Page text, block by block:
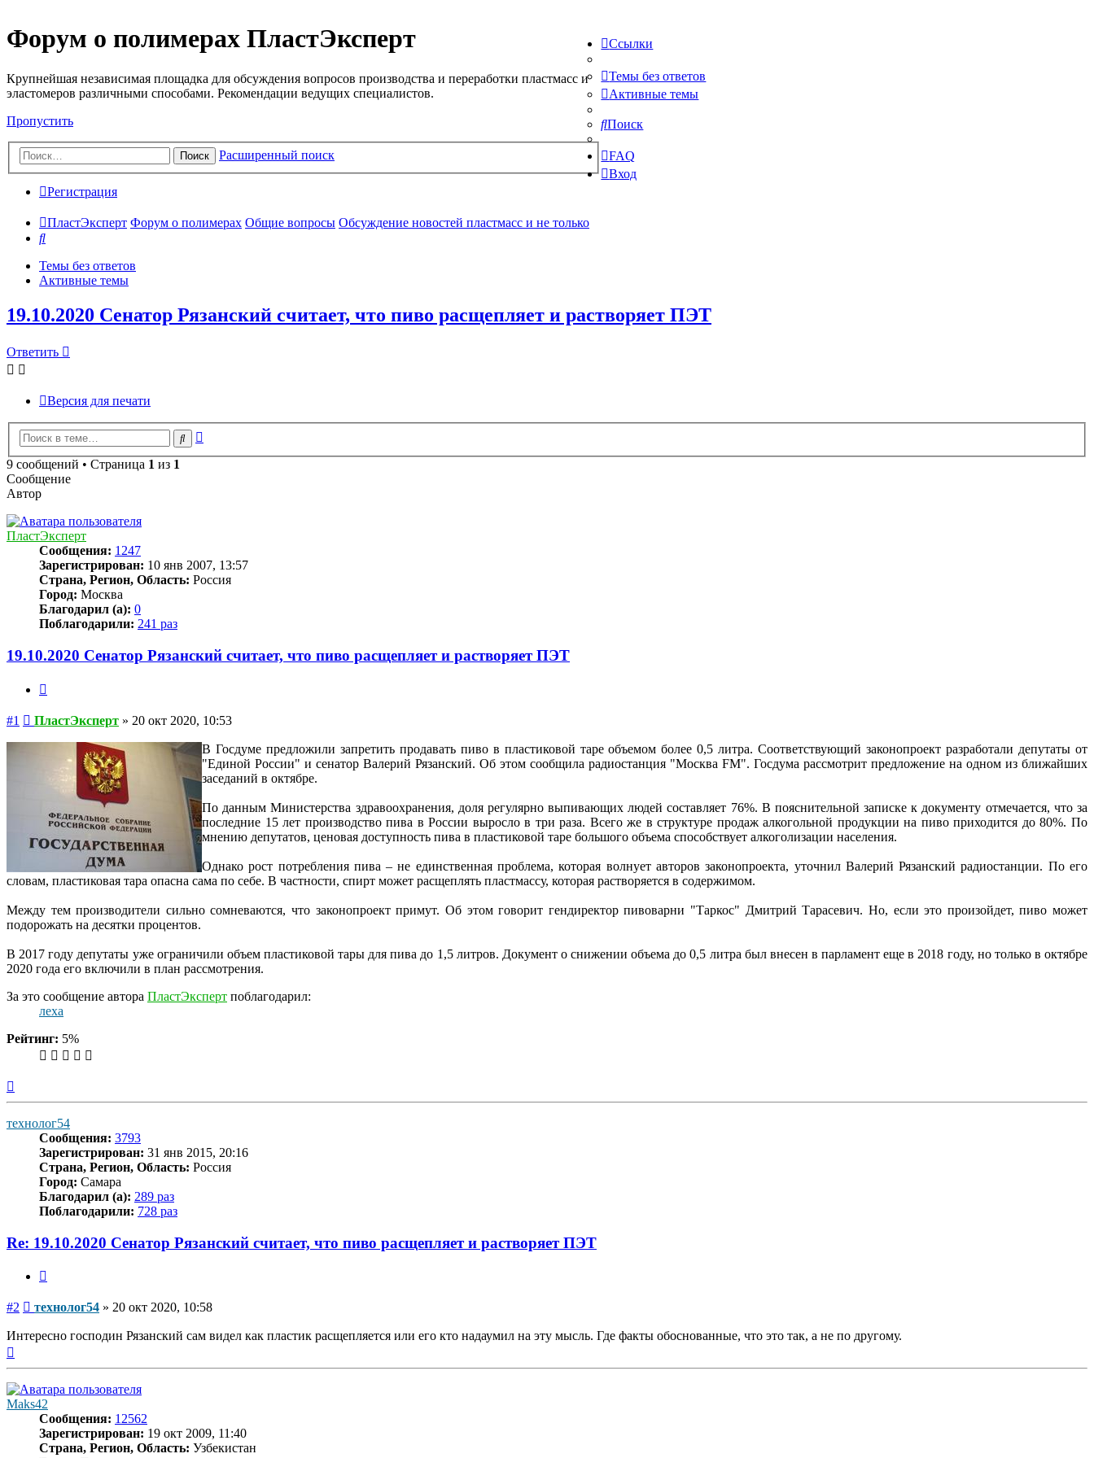
Форум о полимерах ПластЭксперт
Крупнейшая независимая площадка для обсуждения вопросов производства и переработки пластмасс и
эластомеров различными способами. Рекомендации ведущих специалистов.
Пропустить
Поиск Расширенный поиск
Ссылки
Темы без ответов
Активные темы
Поиск
FAQ
Вход
Регистрация
ПластЭксперт Форум о полимерах Общие вопросы Обсуждение новостей пластмасс и не только
Поиск
Темы без ответов
Активные темы
19.10.2020 Сенатор Рязанский считает, что пиво расщепляет и растворяет ПЭТ
Ответить
Версия для печати
Поиск
9 сообщений • Страница 1 из 1
Сообщение
Автор
ПластЭксперт
Сообщения: 1247
Зарегистрирован: 10 янв 2007, 13:57
Страна, Регион, Область: Россия
Город: Москва
Благодарил (а): 0
Поблагодарили: 241 раз
19.10.2020 Сенатор Рязанский считает, что пиво расщепляет и растворяет ПЭТ
#1 Сообщение
ПластЭксперт » 20 окт 2020, 10:53
В Госдуме предложили запретить продавать пиво в пластиковой таре объемом более 0,5 литра. Соответствующий законопроект разработали депутаты от
"Единой России" и сенатор Валерий Рязанский. Об этом сообщила радиостанция "Москва FM". Госдума рассмотрит предложение на одном из ближайших
заседаний в октябре.
По данным Министерства здравоохранения, доля регулярно выпивающих людей составляет 76%. В пояснительной записке к документу отмечается, что за
последние 15 лет производство пива в России выросло в три раза. Всего же в структуре продаж алкогольной продукции на пиво приходится до 80%. По
мнению депутатов, ценовая доступность пива в пластиковой таре большого объема способствует алкоголизации населения.
Однако рост потребления пива – не единственная проблема, которая волнует авторов законопроекта, уточнил Валерий Рязанский радиостанции. По его
словам, пластиковая тара опасна сама по себе. В частности, спирт может расщеплять пластмассу, которая растворяется в содержимом.
Между тем производители сильно сомневаются, что законопроект примут. Об этом говорит гендиректор пивоварни "Таркос" Дмитрий Тарасевич. Но, если это произойдет, пиво может
подорожать на десятки процентов.
В 2017 году депутаты уже ограничили объем пластиковой тары для пива до 1,5 литров. Документ о снижении объема до 0,5 литра был внесен в парламент еще в 2018 году, но только в октябре
2020 года его включили в план рассмотрения.
За это сообщение автора ПластЭксперт поблагодарил:
леха
Рейтинг: 5%
технолог54
Сообщения: 3793
Зарегистрирован: 31 янв 2015, 20:16
Страна, Регион, Область: Россия
Город: Самара
Благодарил (а): 289 раз
Поблагодарили: 728 раз
Re: 19.10.2020 Сенатор Рязанский считает, что пиво расщепляет и растворяет ПЭТ
#2 Сообщение
технолог54 » 20 окт 2020, 10:58
Интересно господин Рязанский сам видел как пластик расщепляется или его кто надаумил на эту мысль. Где факты обоснованные, что это так, а не по другому.
Maks42
Сообщения: 12562
Зарегистрирован: 19 окт 2009, 11:40
Страна, Регион, Область: Узбекистан